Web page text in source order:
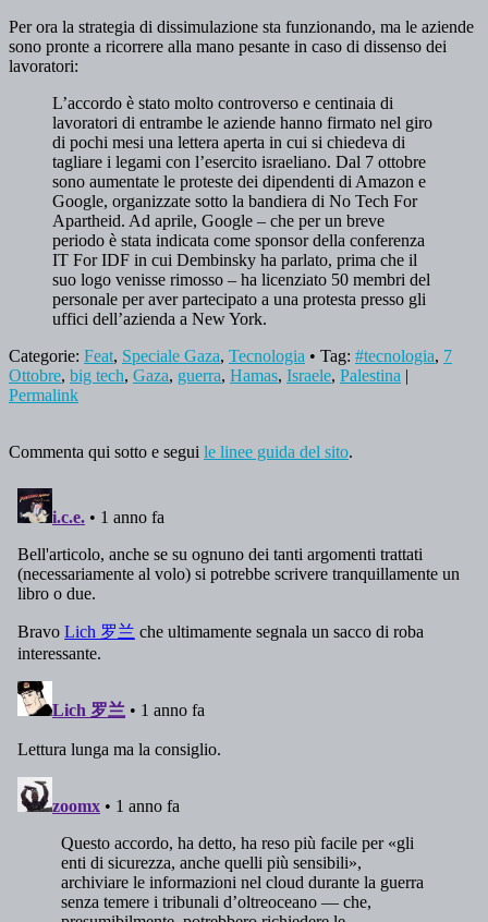
Per ora la strategia di dissimulazione sta funzionando, ma le aziende
sono pronte a ricorrere alla mano pesante in caso di dissenso dei
lavoratori:
L’accordo è stato molto controverso e centinaia di
lavoratori di entrambe le aziende hanno firmato nel giro
di pochi mesi una lettera aperta in cui si chiedeva di
tagliare i legami con l’esercito israeliano. Dal 7 ottobre
sono aumentate le proteste dei dipendenti di Amazon e
Google, organizzate sotto la bandiera di No Tech For
Apartheid. Ad aprile, Google – che per un breve
periodo è stata indicata come sponsor della conferenza
IT For IDF in cui Dembinsky ha parlato, prima che il
suo logo venisse rimosso – ha licenziato 50 membri del
personale per aver partecipato a una protesta presso gli
uffici dell’azienda a New York.
Categorie: Feat, Speciale Gaza, Tecnologia • Tag: #tecnologia, 7
Ottobre, big tech, Gaza, guerra, Hamas, Israele, Palestina |
Permalink
Commenta qui sotto e segui le linee guida del sito.